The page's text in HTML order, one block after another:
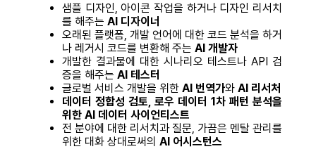
샘플 디자인, 아이콘 작업을 하거나 디자인 리서치
를 해주는 AI 디자이너
오래된 플랫폼, 개발 언어에 대한 코드 분석을 하거
나 레거시 코드를 변환해 주는 AI 개발자
개발한 결과물에 대한 시나리오 테스트나 API 검
증을 해주는 AI 테스터
글로벌 서비스 개발을 위한 AI 번역가와 AI 리서처
데이터 정합성 검토, 로우 데이터 1차 패턴 분석을
위한 AI 데이터 사이언티스트
전 분야에 대한 리서치과 질문, 가끔은 멘탈 관리를
위한 대화 상대로써의 AI 어시스턴스